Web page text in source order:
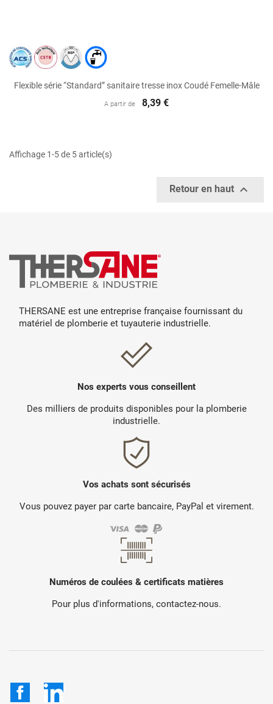
Flexible série “Standard” sanitaire tresse inox Coudé Femelle-Mâle
A partir de 8,39 €
Affichage 1-5 de 5 article(s)
Retour en haut 
THERSANE est une entreprise française fournissant du
matériel de plomberie et tuyauterie industrielle.
Nos experts vous conseillent
Des milliers de produits disponibles pour la plomberie
industrielle.
Vos achats sont sécurisés
Vous pouvez payer par carte bancaire, PayPal et virement.
Numéros de coulées & certificats matières
Pour plus d'informations, contactez-nous.
FacebookLinkedIn